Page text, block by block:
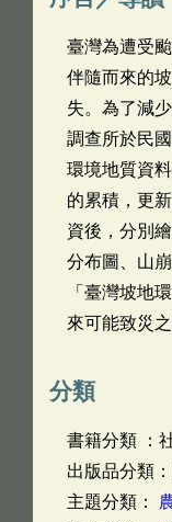
臺灣為遭受
伴隨而來的
失。為了減
調查所於民
環境地質資
的累積，更
資後，分別
分布圖、山
「臺灣坡地
來可能致災之
分類
書籍分類 ：
出版品分類
主題分類：